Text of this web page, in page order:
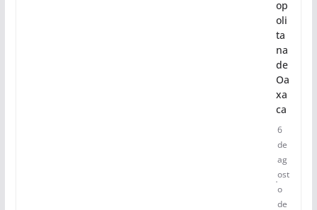
op
oli
ta
na
de
Oa
xa
ca
6
de
ag
ost
o
de